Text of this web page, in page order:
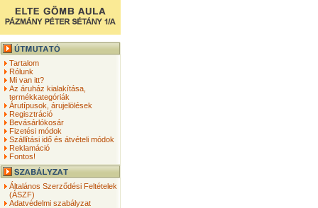
Tartalom
Rólunk
Mi van itt?
Az áruház kialakítása,
termékkategóriák
Árutípusok, árujelölések
Regisztráció
Bevásárlókosár
Fizetési módok
Szállítási idő és átvételi módok
Reklamáció
Fontos!
Általános Szerződési Feltételek
(ÁSZF)
Adatvédelmi szabályzat